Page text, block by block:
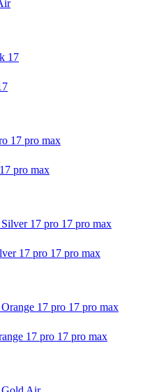
pro max
17 pro 17 pro max
17 pro 17 pro max